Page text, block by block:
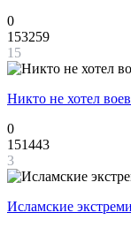
0
153259
15
Никто не хотел
0
151443
3
Исламские